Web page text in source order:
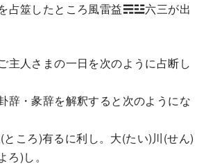
を占筮したところ風雷益☴☳六三が出
主人さまの一日を次のように占断し
辞・彖辞を解釈すると次のようにな
ころ)有るに利し。大(たい)川(せん)
ろ)し。